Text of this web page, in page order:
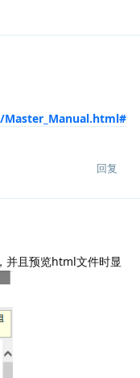
回复
并且预览html文件时显